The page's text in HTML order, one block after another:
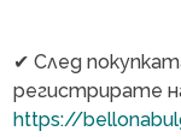
✔ След
регистрирате
https://